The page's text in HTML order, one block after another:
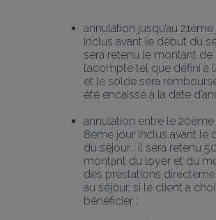
annulation jusqu’au
inclus avant le début du
sera retenu le montant de
l’acompte tel que défini à
et le solde sera remboursé
été encaissé à la date
annulation entre le
8ème jour inclus avant le
du séjour : il sera retenu
montant du loyer et du
des prestations
au séjour, si le client a
bénéficier ;